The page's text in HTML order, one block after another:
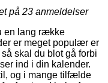
på 23 anmeldelser
en lang række
er meget populær er
skal du blot gå forbi
ind i din kalender.
og i mange tilfælde